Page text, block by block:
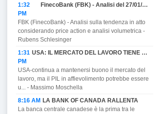
1:32
PM
FinecoBank (FBK) - Analisi del 27/01/2023
FBK (FinecoBank) - Analisi sulla tendenza in atto
considerando price action e analisi volumetrica -
Rubens Schlesinger
1:31
PM
USA: IL MERCATO DEL LAVORO TIENE MA PROMETTE DI AFFIEVOLIRSI CON IL PIL E MINACCIA RECESSIONE.
USA-continua a mantenersi buono il mercato del
lavoro, ma il PIL in affievolimento potrebbe essere
u... - Massimo Moschella
8:16 AM LA BANK OF CANADA RALLENTA
La banca centrale canadese è la prima tra le